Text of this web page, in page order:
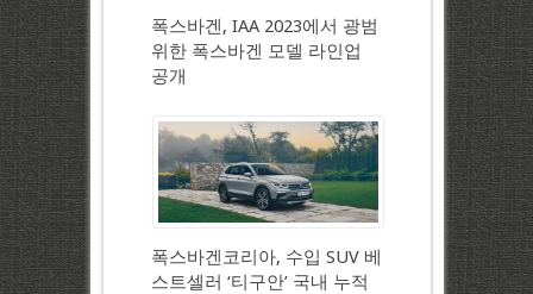
폭스바겐, IAA 2023에서 광범
위한 폭스바겐 모델 라인업
공개
폭스바겐코리아, 수입 SUV 베
스트셀러 ‘티구안’ 국내 누적